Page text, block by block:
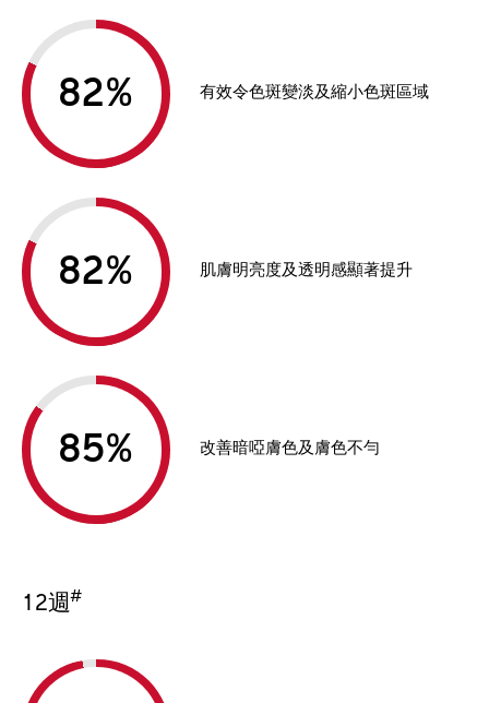
% 有效令色斑變淡及縮小色斑區域
% 肌膚明亮度及透明感顯著提升
% 改善暗啞膚色及膚色不勻
12週#